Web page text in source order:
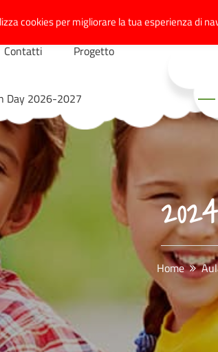
Contatti Progetto
Day 2026-2027
Home
cookies per migliorare la tua esperienza di